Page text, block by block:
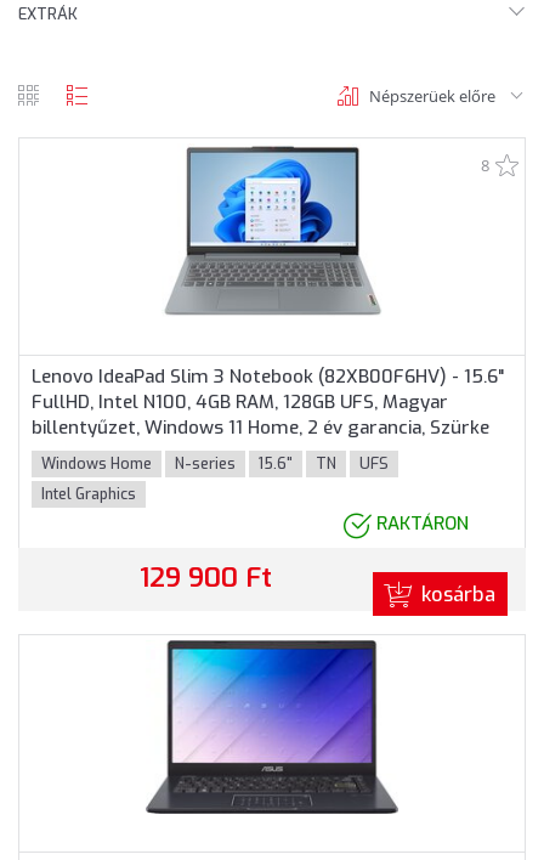
EXTRÁK
Népszerüek előre
8
Lenovo IdeaPad Slim 3 Notebook (82XB00F6HV) - 15.6"
FullHD, Intel N100, 4GB RAM, 128GB UFS, Magyar
billentyűzet, Windows 11 Home, 2 év garancia, Szürke
színben
Windows Home N-series 15.6" TN
UFS
Intel Graphics
RAKTÁRON
129 900 Ft kosárba